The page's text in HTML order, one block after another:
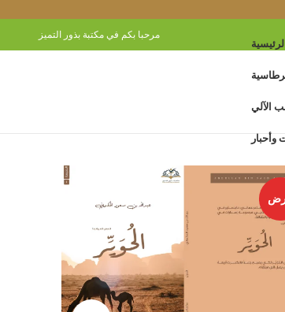
مرحبا بكم في مكتبة بذور التميز
الرئيسية
الآلي
وأحبار